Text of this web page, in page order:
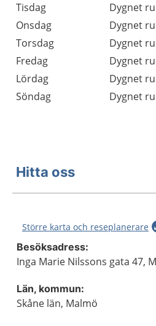
Tisdag
Dygnet
Onsdag
Dygnet
Torsdag
Dygnet
Fredag
Dygnet
Lördag
Dygnet
Söndag
Dygnet
Hitta oss
Större karta och reseplanerare
Besöksadress:
Inga Marie Nilssons gata 47,
Län, kommun:
Skåne län, Malmö